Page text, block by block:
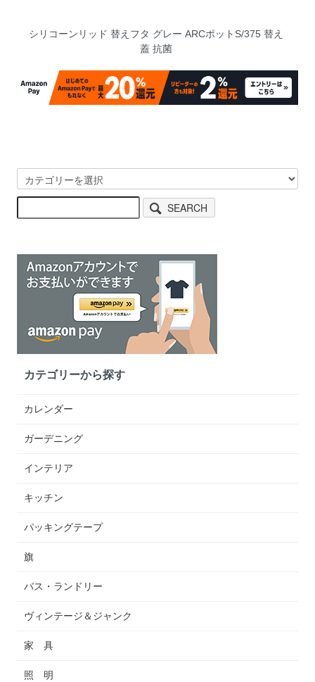
シリコーンリッド 替えフタ グレー ARCポットS/375 替え
蓋 抗菌
SEARCH
カテゴリーから探す
カレンダー
ガーデニング
インテリア
キッチン
パッキングテープ
旗
バス・ランドリー
ヴィンテージ＆ジャンク
家 具
照 明